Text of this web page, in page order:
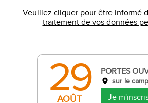
Veuillez cliquer pour être informé
29
AOÛT
PORTES
sur le
Je